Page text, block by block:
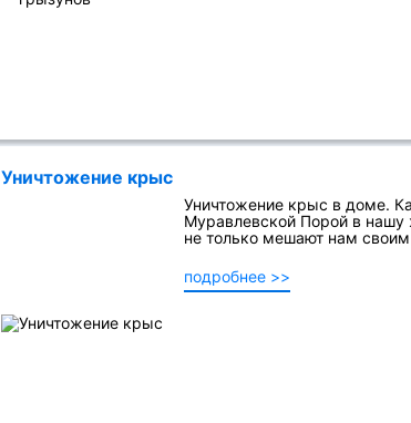
Уничтожение крыс
Уничтожение крыс в доме.
Муравлевской Порой в нашу
не только мешают нам своим
подробнее >>